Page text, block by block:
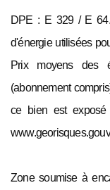
DPE : E 329 / E
d'énergie utilisées
Prix moyens des
(abonnement
ce bien est exposé
Zone soumise à